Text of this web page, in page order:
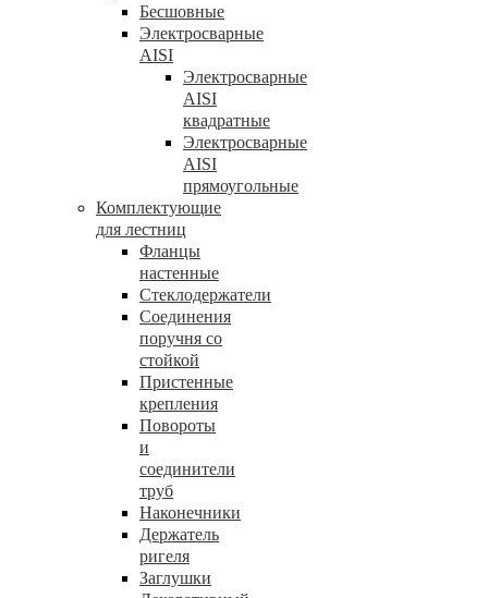
Бесшовные
Электросварные
AISI
Электросварные
AISI
квадратные
Электросварные
AISI
прямоугольные
Комплектующие
для лестниц
Фланцы
настенные
Стеклодержатели
Соединения
поручня со
стойкой
Пристенные
крепления
Повороты
и
соединители
труб
Наконечники
Держатель
ригеля
Заглушки